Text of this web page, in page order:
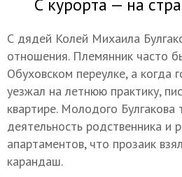
С дядей Колей Михаила
отношения. Племянник часто
Обуховском переулке, а когда
уезжал на летнюю практику,
квартире. Молодого Булгакова
деятельность родственника и
апартаментов, что прозаик
карандаш.